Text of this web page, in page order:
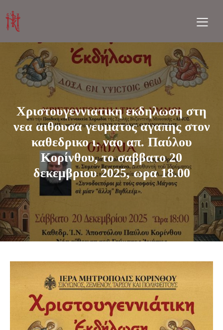
Χριστουγεννιατικη εκδηλωση στη
νεα αιθουσα γευματος αγαπης στον
καθεδρικο ι. ναο απ. Παύλου
Κορίνθου, το σαββατο 20
δεκεμβριου 2025, ωρα 18.00